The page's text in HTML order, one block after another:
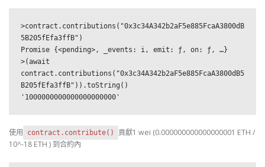
>contract.contributions("0x3c34A342b2aF5e885FcaA3800dB
5B205fEfa3ffB")
Promise {<pending>, _events: i, emit: ƒ, on: ƒ, …}
>(await
contract.contributions("0x3c34A342b2aF5e885FcaA3800dB5
B205fEfa3ffB")).toString()
'1000000000000000000000'
使用 contract.contribute()
貢獻1 wei (0.000000000000000001 ETH /
10^-18 ETH ) 到合約內